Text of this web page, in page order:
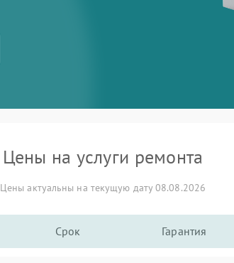
Цены на услуги ремонта
Цены актуальны на текущую дату 08.08.2026
Срок Гарантия